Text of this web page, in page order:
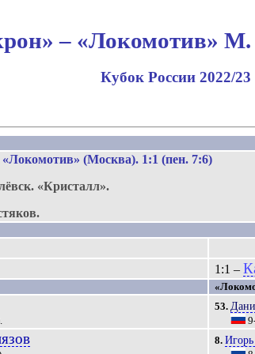
– «Локомотив» М.
Кубок России 2022/23
(Москва). 1:1 (пен. 7:6)
«Кристалл».
1:1 –
53.
8.